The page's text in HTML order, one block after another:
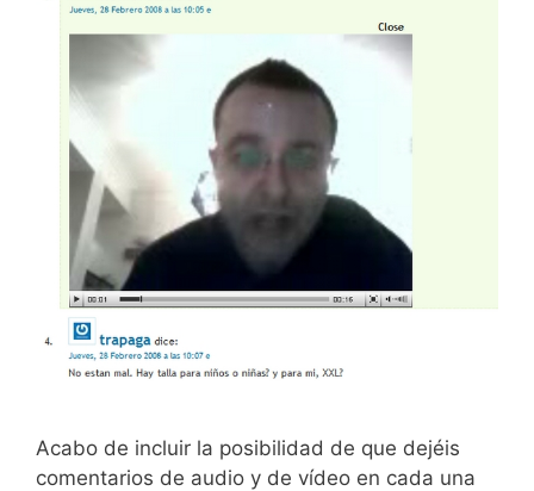
Acabo de incluir la posibilidad de que dejéis
comentarios de audio y de vídeo en cada una